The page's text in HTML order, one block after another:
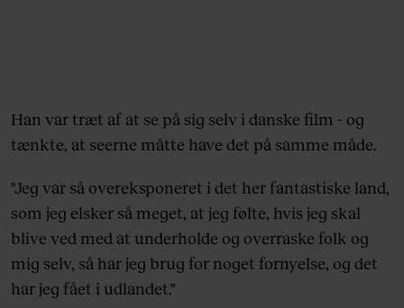
Han var træt af at se på sig selv i danske film - og
tænkte, at seerne måtte have det på samme måde.
"Jeg var så overeksponeret i det her fantastiske land,
som jeg elsker så meget, at jeg følte, hvis jeg skal
blive ved med at underholde og overraske folk og
mig selv, så har jeg brug for noget fornyelse, og det
har jeg fået i udlandet."